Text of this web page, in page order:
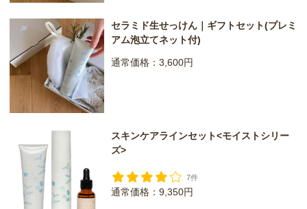
セラミド生せっけん｜ギフトセット(プレミ
アム泡立てネット付)
通常価格：3,600円
スキンケアラインセット<モイストシリー
ズ>
7件
通常価格：9,350円